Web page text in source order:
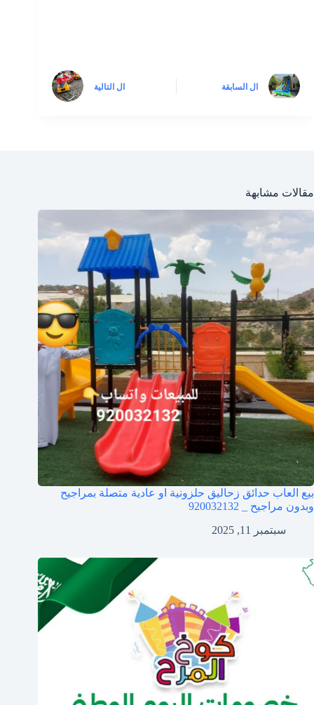
ال السابقة ال التالية
مقالات مشابهة
بيع العاب حدائق زحاليق حلزونية او عادية متصلة بمراجيح
وبدون مراجيح _ 920032132
سبتمبر 11, 2025